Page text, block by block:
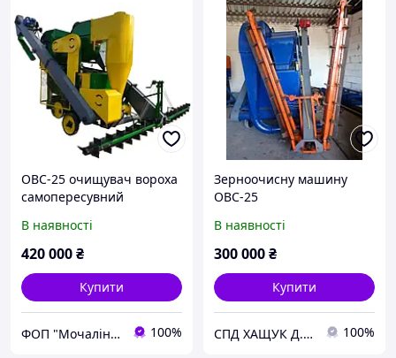
ОВС-25 очищувач вороха
самопересувний
В наявності
420 000₴
Купити
ФОП "Мочалін Р.Ю." 100%
Зерноочисну машину
ОВС-25
В наявності
300 000₴
Купити
СПД ХАЩУК Д.Д. 100%